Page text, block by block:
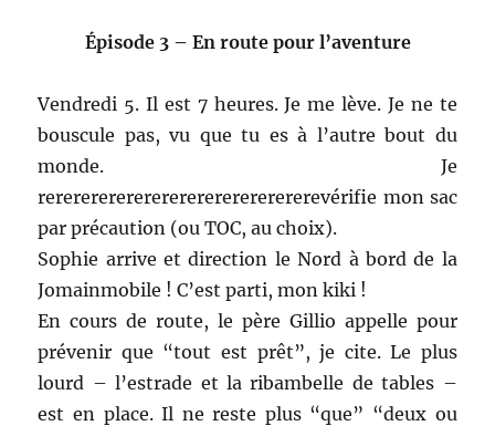
Épisode 3 – En route pour l’aventure
Vendredi 5. Il est 7 heures. Je me lève. Je ne te
bouscule pas, vu que tu es à l’autre bout du
monde. Je
rerererererererererererererererevérifie mon sac
par précaution (ou TOC, au choix).
Sophie arrive et direction le Nord à bord de la
Jomainmobile ! C’est parti, mon kiki !
En cours de route, le père Gillio appelle pour
prévenir que “tout est prêt”, je cite. Le plus
lourd – l’estrade et la ribambelle de tables –
est en place. Il ne reste plus “que” “deux ou